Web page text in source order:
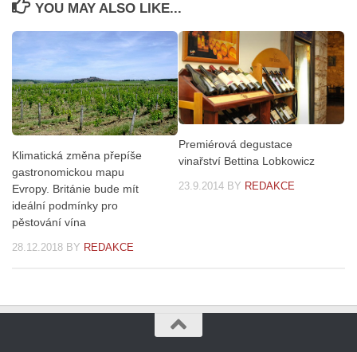
YOU MAY ALSO LIKE...
Klimatická změna přepíše
gastronomickou mapu
Evropy. Británie bude mít
ideální podmínky pro
pěstování vína
28.12.2018 BY REDAKCE
Premiérová degustace
vinařství Bettina Lobkowicz
23.9.2014 BY REDAKCE